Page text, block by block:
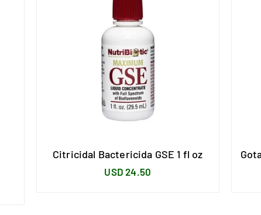
Citricidal Bactericida GSE 1 fl oz
Precio
USD 24.50